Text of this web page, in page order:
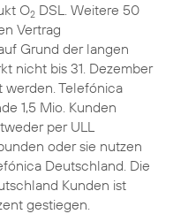
O2 DSL. Weitere 50
Vertrag
Grund der langen
nicht bis 31. Dezember
werden. Telefónica
1,5 Mio. Kunden
per ULL
oder sie nutzen
Deutschland. Die
Kunden ist
gestiegen.